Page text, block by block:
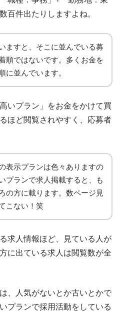
百件出たりしますよね。
ますと、そこに並んでいる募
順ではないです。多くお金を
に並んでいます。
いプラン」をお金をかけて買
ほど閲覧されやすく、応募者
表示プランは色々ありますの
プランで求人掲載すると、も
の方に載ります。数ページ見
こない！笑
求人情報ほど、見ている人が
に出ている求人は閲覧数が全
、人気がないとか古いとかで
プランで採用活動をしている